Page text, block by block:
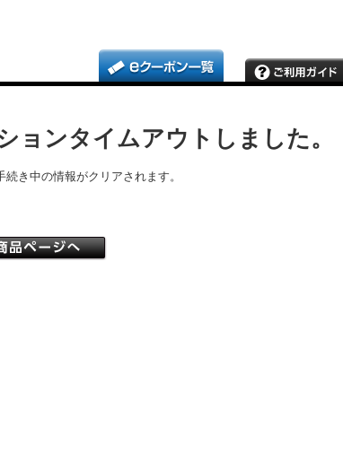
ョンタイムアウトしました。
き中の情報がクリアされます。